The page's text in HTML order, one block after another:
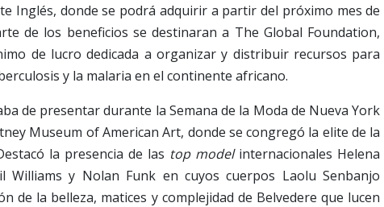
Inglés, donde se podrá adquirir a partir del próximo mes de
de los beneficios se destinaran a The Global Foundation,
de lucro dedicada a organizar y distribuir recursos para
y la malaria en el continente africano.
de presentar durante la Semana de la Moda de Nueva York
Museum of American Art, donde se congregó la elite de la
la presencia de las top modelinternacionales Helena
Williams y Nolan Funk en cuyos cuerpos Laolu Senbanjo
de la belleza, matices y complejidad de Belvedere que lucen